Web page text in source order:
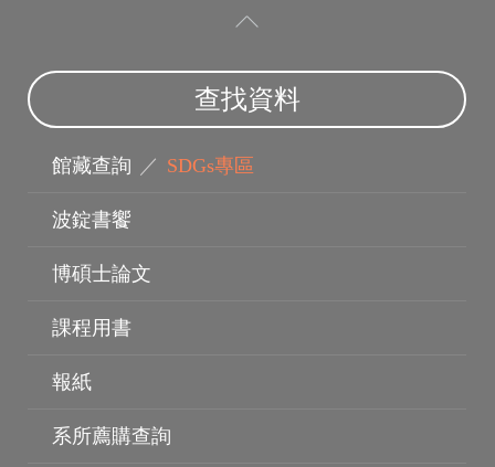
查找資料
館藏查詢 ／ SDGs專區
波錠書饗
博碩士論文
課程用書
報紙
系所薦購查詢